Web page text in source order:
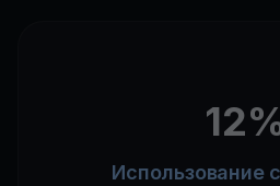
Использование